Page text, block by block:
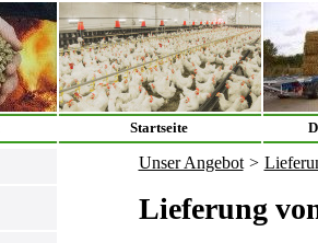
Startseite
Unser Angebot >
Lieferung